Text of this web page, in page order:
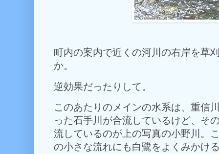
町内の案内で近くの河川の右岸を草
か。
逆効果だったりして。
このあたりのメインの水系は、重信
った石手川が合流しているけど、そ
流しているのが上の写真の小野川。
の小さな流れにも白鷺をよくみかけ